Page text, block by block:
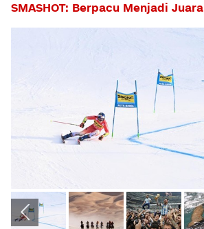
SMASHOT: Berpacu Menjadi Juara